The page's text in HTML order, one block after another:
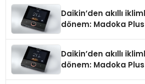
Daikin’den akıllı
dönem: Madoka
Daikin’den akıllı
dönem: Madoka